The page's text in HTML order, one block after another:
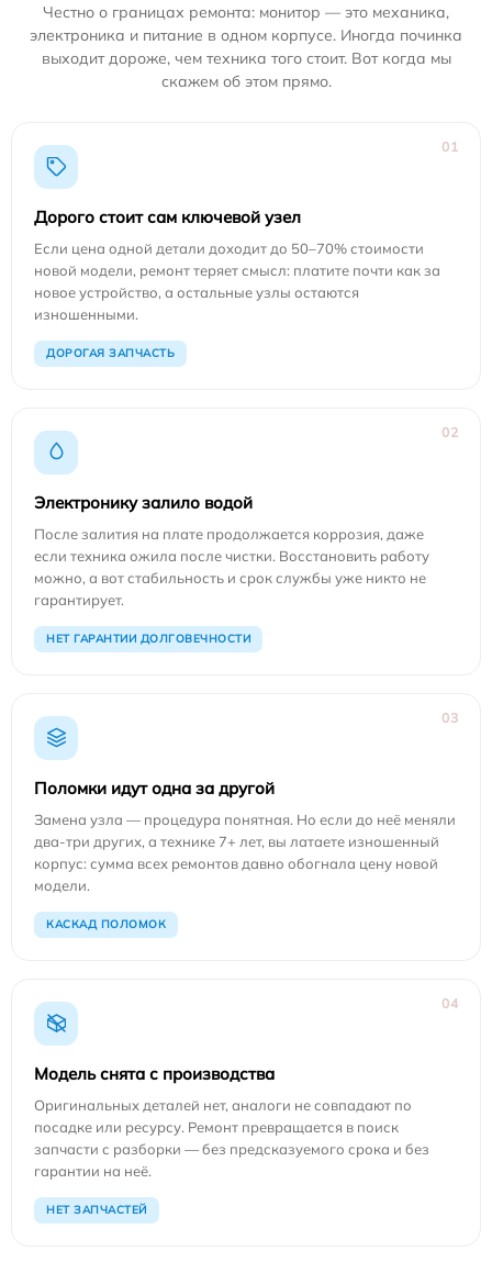
Честно о границах ремонта: монитор — это механика,
электроника и питание в одном корпусе. Иногда починка
выходит дороже, чем техника того стоит. Вот когда мы
скажем об этом прямо.
01
Дорого стоит сам ключевой узел
Если цена одной детали доходит до 50–70% стоимости
новой модели, ремонт теряет смысл: платите почти как за
новое устройство, а остальные узлы остаются
изношенными.
ДОРОГАЯ ЗАПЧАСТЬ
02
Электронику залило водой
После залития на плате продолжается коррозия, даже
если техника ожила после чистки. Восстановить работу
можно, а вот стабильность и срок службы уже никто не
гарантирует.
НЕТ ГАРАНТИИ ДОЛГОВЕЧНОСТИ
03
Поломки идут одна за другой
Замена узла — процедура понятная. Но если до неё меняли
два-три других, а технике 7+ лет, вы латаете изношенный
корпус: сумма всех ремонтов давно обогнала цену новой
модели.
КАСКАД ПОЛОМОК
04
Модель снята с производства
Оригинальных деталей нет, аналоги не совпадают по
посадке или ресурсу. Ремонт превращается в поиск
запчасти с разборки — без предсказуемого срока и без
гарантии на неё.
НЕТ ЗАПЧАСТЕЙ